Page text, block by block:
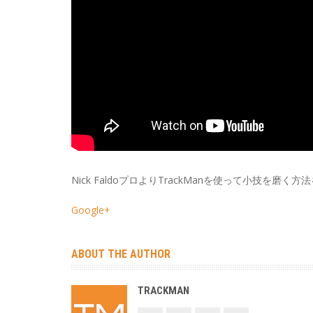
Nick FaldoプロよりTrackManを使って小技を磨く方法
Google+
ABOUT THE AUTHOR
TRACKMAN